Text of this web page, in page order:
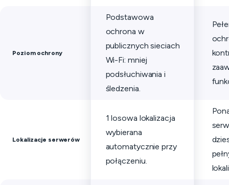
Poziom ochrony
Podstawowa
ochrona w
publicznych sieciach
Wi-Fi: mniej
podsłuchiwania i
śledzenia.
Lokalizacje serwerów
1 losowa lokalizacja
wybierana
automatycznie przy
połączeniu.